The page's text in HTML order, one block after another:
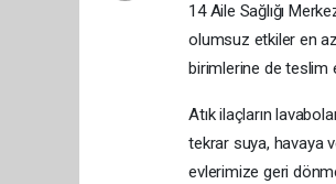
14 Aile Sağlığı
olumsuz etkiler en
birimlerine de teslim
Atık ilaçların
tekrar suya, havaya
evlerimize geri